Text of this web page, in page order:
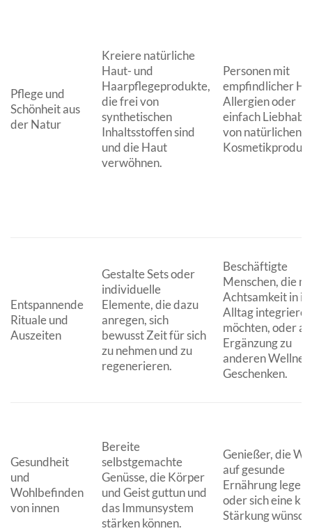
Pflege und
Schönheit aus
der Natur
Kreiere natürliche
Haut- und
Haarpflegeprodukte,
die frei von
synthetischen
Inhaltsstoffen sind
und die Haut
verwöhnen.
Personen mit
empfindlicher
Allergien oder
einfach
von natürlichen
Entspannende
Rituale und
Auszeiten
Gestalte Sets oder
individuelle
Elemente, die dazu
anregen, sich
bewusst Zeit für sich
zu nehmen und zu
regenerieren.
Beschäftigte
Menschen, die
Achtsamkeit in
Alltag integrieren
möchten, oder als
Ergänzung zu
anderen
Geschenken.
Gesundheit
und
Wohlbefinden
von innen
Bereite
selbstgemachte
Genüsse, die Körper
und Geist guttun und
das Immunsystem
stärken können.
Genießer, die
auf gesunde
Ernährung legen
oder sich eine
Stärkung